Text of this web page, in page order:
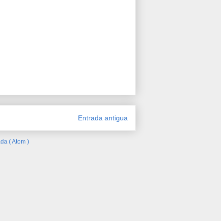
Entrada antigua
( Atom )